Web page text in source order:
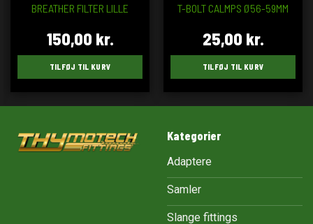
BREATHER FILTER LILLE
150,00 kr.
TILFØJ TIL KURV
T-BOLT CALMPS Ø56-59MM
25,00 kr.
TILFØJ TIL KURV
Kategorier
Adaptere
Samler
Slange fittings